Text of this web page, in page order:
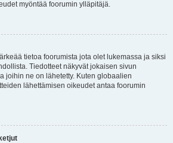
myöntää foorumin ylläpitäjä.
tietoa foorumista jota olet lukemassa ja siksi
Tiedotteet näkyvät jokaisen sivun
joihin ne on lähetetty. Kuten globaalien
lähettämisen oikeudet antaa foorumin